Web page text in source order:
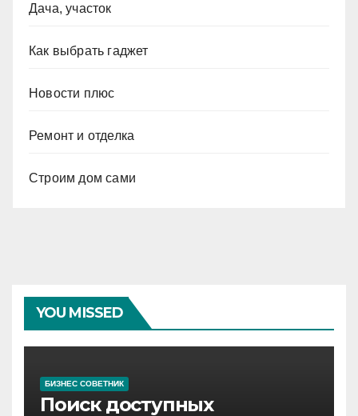
Дача, участок
Как выбрать гаджет
Новости плюс
Ремонт и отделка
Строим дом сами
YOU MISSED
БИЗНЕС СОВЕТНИК
Поиск доступных